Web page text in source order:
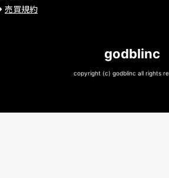
売買規約
godblinc
copyright (c) godblinc all rights